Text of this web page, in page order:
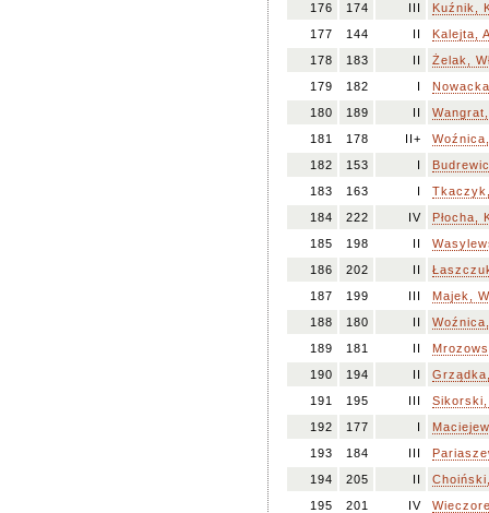
176
174 III
Kuźnik,
177
144 II
Kalejta,
178
183 II
Żelak,
179
182 I
180
189 II
181
178 II+
182
153 I
183
163 I
184
222 IV
Płocha,
185
198 II
186
202 II
187
199 III
Majek,
188
180 II
189
181 II
190
194 II
191
195 III
192
177 I
193
184 III
194
205 II
195
201 IV